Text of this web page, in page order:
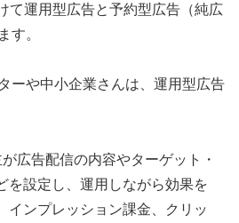
て運用型広告と予約型広告（純広
す。
ーや中小企業さんは、運用型広告
が広告配信の内容やターゲット・
を設定し、運用しながら効果を
インプレッション課金、クリッ